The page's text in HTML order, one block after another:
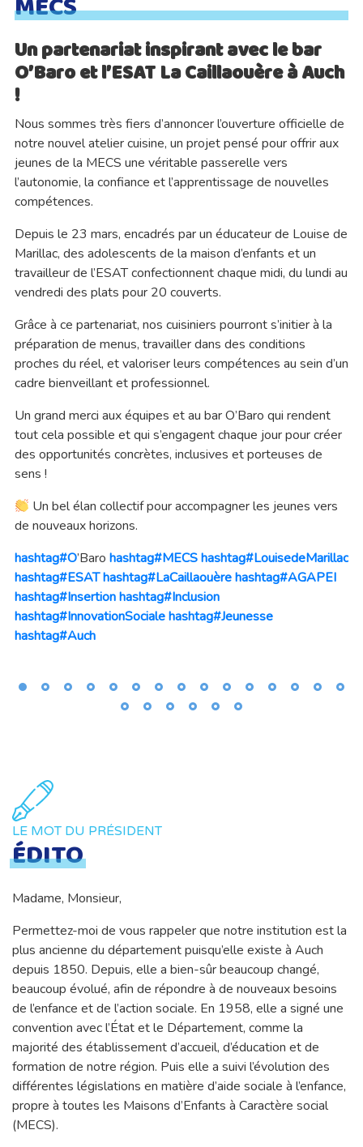
Un partenariat inspirant avec le bar
O’Baro et l’ESAT La Caillaouère à Auch
!
Nous sommes très fiers d’annoncer l’ouverture officielle de
notre nouvel atelier cuisine, un projet pensé pour offrir aux
jeunes de la MECS une véritable passerelle vers
l’autonomie, la confiance et l’apprentissage de nouvelles
compétences.
Depuis le 23 mars, encadrés par un éducateur de Louise de
Marillac, des adolescents de la maison d’enfants et un
travailleur de l’ESAT confectionnent chaque midi, du lundi au
vendredi des plats pour 20 couverts.
Grâce à ce partenariat, nos cuisiniers pourront s’initier à la
préparation de menus, travailler dans des conditions
proches du réel, et valoriser leurs compétences au sein d’un
cadre bienveillant et professionnel.
Un grand merci aux équipes et au bar O’Baro qui rendent
tout cela possible et qui s’engagent chaque jour pour créer
des opportunités concrètes, inclusives et porteuses de
sens !
Un bel élan collectif pour accompagner les jeunes vers
de nouveaux horizons.
hashtag#O’Baro hashtag#MECShashtag#LouisedeMarillac
hashtag#ESAThashtag#LaCaillaouèrehashtag#AGAPEI
hashtag#Insertionhashtag#Inclusion
hashtag#InnovationSocialehashtag#Jeunesse
hashtag#Auch
LE MOT DU PRÉSIDENT
ÉDITO
Madame, Monsieur,
Permettez-moi de vous rappeler que notre institution est la
plus ancienne du département puisqu’elle existe à Auch
depuis 1850. Depuis, elle a bien-sûr beaucoup changé,
beaucoup évolué, afin de répondre à de nouveaux besoins
de l’enfance et de l’action sociale. En 1958, elle a signé une
convention avec l’État et le Département, comme la
majorité des établissement d’accueil, d’éducation et de
formation de notre région. Puis elle a suivi l’évolution des
différentes législations en matière d’aide sociale à l’enfance,
propre à toutes les Maisons d’Enfants à Caractère social
(MECS).